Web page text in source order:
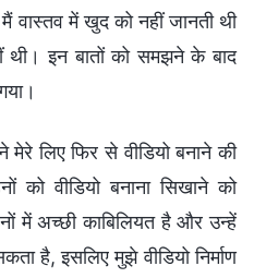
वास्तव में खुद को नहीं जानती थी
इन बातों को समझने के बाद
लिए फिर से वीडियो बनाने की
वीडियो बनाना सिखाने को
में अच्छी काबिलियत है और उन्हें
है, इसलिए मुझे वीडियो निर्माण